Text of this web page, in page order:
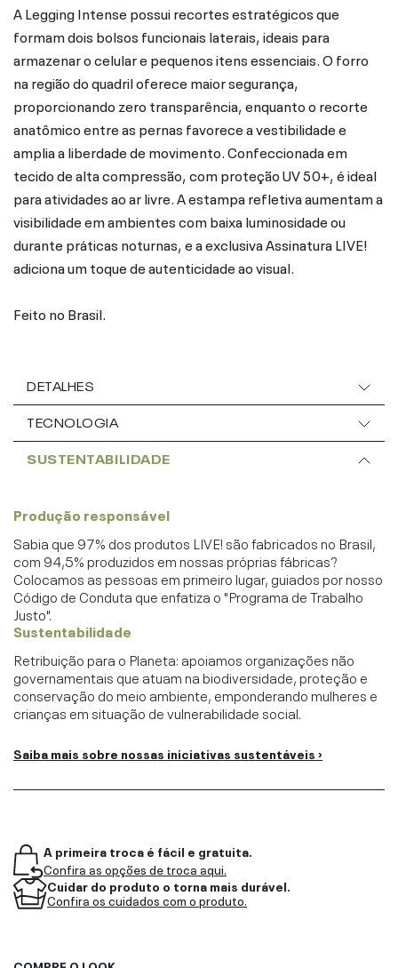
A Legging Intense possui recortes estratégicos que
formam dois bolsos funcionais laterais, ideais para
armazenar o celular e pequenos itens essenciais. O forro
na região do quadril oferece maior segurança,
proporcionando zero transparência, enquanto o recorte
anatômico entre as pernas favorece a vestibilidade e
amplia a liberdade de movimento. Confeccionada em
tecido de alta compressão, com proteção UV 50+, é ideal
para atividades ao ar livre. A estampa refletiva aumentam a
visibilidade em ambientes com baixa luminosidade ou
durante práticas noturnas, e a exclusiva Assinatura LIVE!
adiciona um toque de autenticidade ao visual.
Feito no Brasil.
DETALHES
TECNOLOGIA
SUSTENTABILIDADE
Produção responsável
Sabia que 97% dos produtos LIVE! são fabricados no Brasil,
com 94,5% produzidos em nossas próprias fábricas?
Colocamos as pessoas em primeiro lugar, guiados por nosso
Código de Conduta que enfatiza o "Programa de Trabalho
Justo".
Sustentabilidade
Retribuição para o Planeta: apoiamos organizações não
governamentais que atuam na biodiversidade, proteção e
conservação do meio ambiente, emponderando mulheres e
crianças em situação de vulnerabilidade social.
Saiba mais sobre nossas iniciativas sustentáveis ›
A primeira troca é fácil e gratuita.
Confira as opções de troca aqui.
Cuidar do produto o torna mais durável.
Confira os cuidados com o produto.